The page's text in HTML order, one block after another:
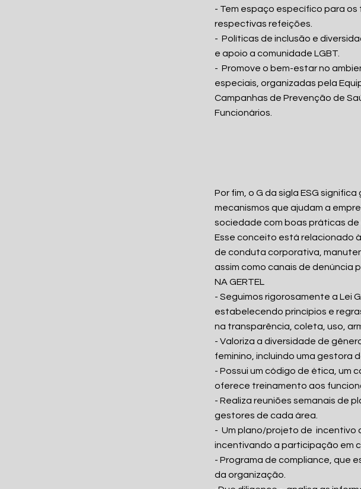
- Tem espaço específico para
respectivas refeições.
- Políticas de inclusão e
e apoio a comunidade LGBT.
- Promove o bem-estar no
especiais, organizadas pela
Campanhas de Prevenção de
Funcionários.
Por fim, o G da sigla ESG
mecanismos que ajudam a
sociedade com boas práticas de
Esse conceito está relacionado
de conduta corporativa,
assim como canais de denúncia
NA GERTEL
- Seguimos rigorosamente a Lei
estabelecendo princípios e
na transparência, coleta, uso,
- Valoriza a diversidade de
feminino, incluindo uma gestora
- Possui um código de ética, um
oferece treinamento aos
- Realiza reuniões semanais de
gestores de cada área.
- Um plano/projeto de incentivo
incentivando a participação em
- Programa de compliance, que
da organização.